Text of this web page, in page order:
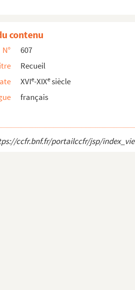
de la Révolution de ...
de divers autres particu...
Mac Mahon, président de la Républi...
Françoise-Henriette de Durfort,...
Trois pièces datées de Paris, 24 j...
d'Aigrefeuille, au diocèse de la ...
des Razes, et de demoiselle An...
seigneur des Ajots et de la...
Bouhereau, marchand demeurant ...
de la Forge, de Teillon, au re...
contre Charles d'Alloue
pour le Roi en la ville de la Rochell...
contenu
N°
607
Recueil
XVIe-XIXesiècle
français
ccfr.bnf.fr/portailccfr/jsp/